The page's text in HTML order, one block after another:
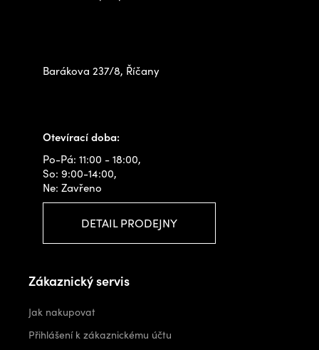
Barákova 237/8, Říčany
Otevírací doba:
Po-Pá: 11:00 - 18:00,
So: 9:00-14:00,
Ne: Zavřeno
DETAIL PRODEJNY
Zákaznický servis
Jak nakupovat
Přihlášení k zákaznickému účtu